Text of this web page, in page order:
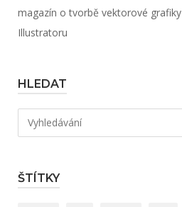
magazín o tvorbě vektorové
Illustratoru
HLEDAT
Hledat:
ŠTÍTKY